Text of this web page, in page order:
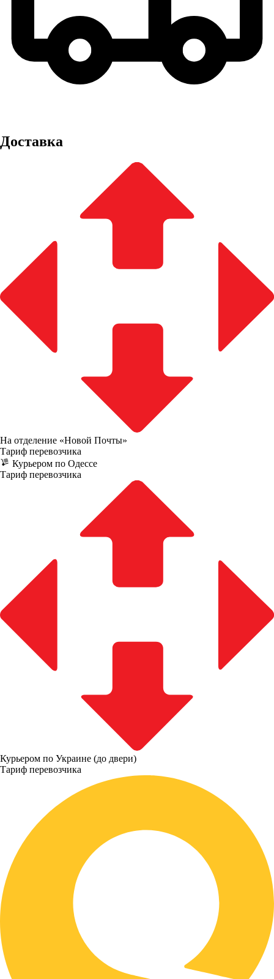
Доставка
На отделение «Новой Почты»
Тариф перевозчика
Курьером по Одессе
Тариф перевозчика
Курьером по Украине (до двери)
Тариф перевозчика